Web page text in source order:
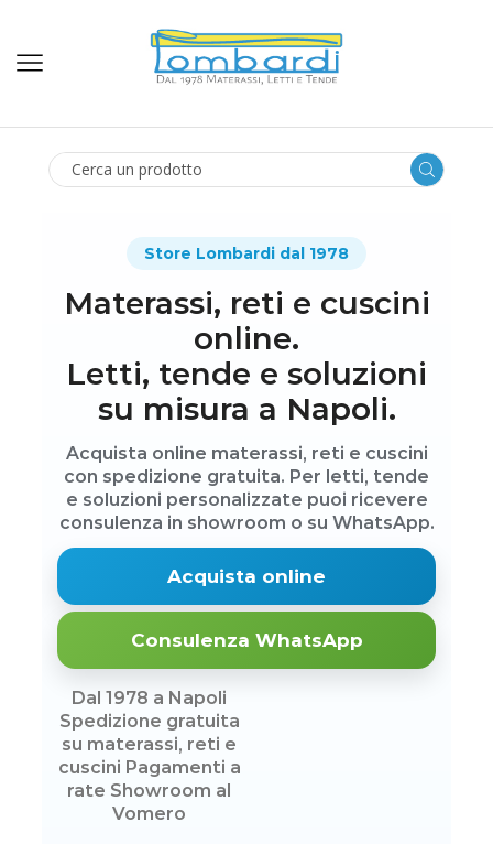
Store Lombardi dal 1978
Materassi, reti e cuscini
online.
Letti, tende e soluzioni
su misura a Napoli.
Acquista online materassi, reti e cuscini
con spedizione gratuita. Per letti, tende
e soluzioni personalizzate puoi ricevere
consulenza in showroom o su WhatsApp.
Acquista online
Consulenza WhatsApp
Dal 1978 a Napoli
Spedizione gratuita
su materassi, reti e
cuscini Pagamenti a
rate Showroom al
Vomero